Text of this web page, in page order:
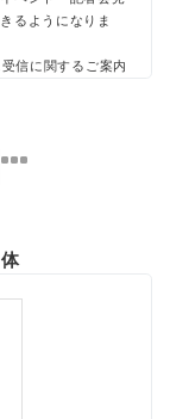
るようになりま
信に関するご案内